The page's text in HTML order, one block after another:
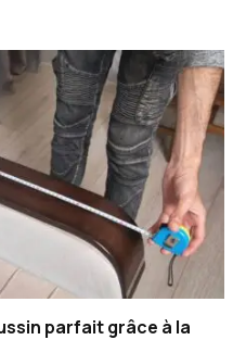
parfait grâce à la